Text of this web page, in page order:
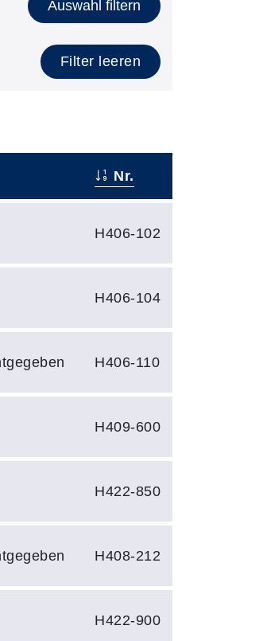
Auswahl filtern
Filter leeren
Nr.
H406-102
H406-104
H406-110
H409-600
H422-850
H408-212
H422-900